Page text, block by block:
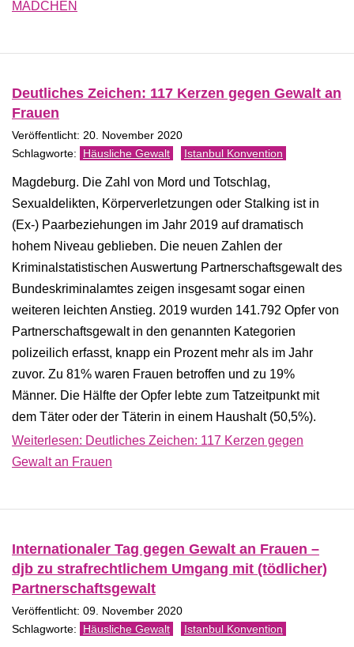
MÄDCHEN
Deutliches Zeichen: 117 Kerzen gegen Gewalt an
Frauen
Veröffentlicht: 20. November 2020
Häusliche Gewalt Istanbul Konvention
Magdeburg. Die Zahl von Mord und Totschlag,
Sexualdelikten, Körperverletzungen oder Stalking ist in
(Ex-) Paarbeziehungen im Jahr 2019 auf dramatisch
hohem Niveau geblieben. Die neuen Zahlen der
Kriminalstatistischen Auswertung Partnerschaftsgewalt des
Bundeskriminalamtes zeigen insgesamt sogar einen
weiteren leichten Anstieg. 2019 wurden 141.792 Opfer von
Partnerschaftsgewalt in den genannten Kategorien
polizeilich erfasst, knapp ein Prozent mehr als im Jahr
zuvor. Zu 81% waren Frauen betroffen und zu 19%
Männer. Die Hälfte der Opfer lebte zum Tatzeitpunkt mit
dem Täter oder der Täterin in einem Haushalt (50,5%).
Weiterlesen: Deutliches Zeichen: 117 Kerzen gegen
Gewalt an Frauen
Internationaler Tag gegen Gewalt an Frauen –
djb zu strafrechtlichem Umgang mit (tödlicher)
Partnerschaftsgewalt
Veröffentlicht: 09. November 2020
Häusliche Gewalt Istanbul Konvention